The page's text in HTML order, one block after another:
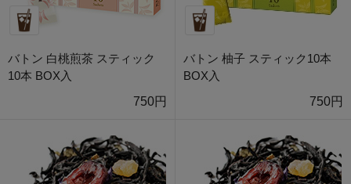
バトン 白桃煎茶 スティック
10本 BOX入
750円
バトン 柚子 スティック10本
BOX入
750円